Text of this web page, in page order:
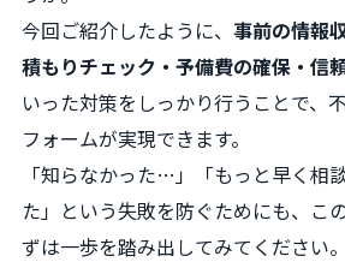
今回ご紹介したように、 事前の情報
積もりチェック・予備費の確保・信
いった対策をしっかり行うことで、
フォームが実現できます。
「知らなかった…」「もっと早く相
た」という失敗を防ぐためにも、こ
ずは一歩を踏み出してみてください。